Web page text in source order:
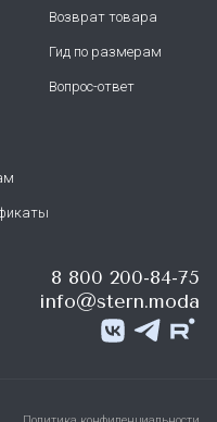
Возврат товара
Гид по размерам
Вопрос-ответ
8 800 200-84-75
info@stern.moda